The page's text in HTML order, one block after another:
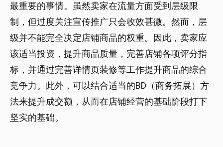
最重要的事情。虽然卖家在流量方面受到层级限
制，但过度关注宣传推广只会收效甚微。然而，层
级并不能完全决定店铺商品的权重。因此，卖家应
该适当投资，提升商品质量，完善店铺各项评分指
标，并通过完善详情页装修等工作提升商品的综合
竞争力。此外，可以结合适当的BD（商务拓展）方
法来提升成交额，从而在店铺经营的基础阶段打下
坚实的基础。